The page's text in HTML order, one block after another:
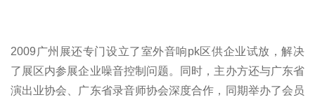
2009广州展还专门设立了室外音响pk区供企业试放，解决
了展区内参展企业噪音控制问题。同时，主办方还与广东省
演出业协会、广东省录音师协会深度合作，同期举办了会员